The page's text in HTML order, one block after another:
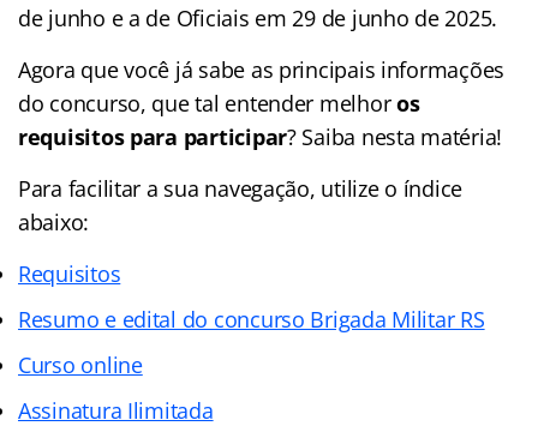
de junho e a de Oficiais em 29 de junho de 2025.
Agora que você já sabe as principais informações
do concurso, que tal entender melhoros
requisitos para participar? Saiba nesta matéria!
Para facilitar a sua navegação, utilize o índice
abaixo:
Requisitos
Resumo e edital do concurso Brigada Militar RS
Curso online
Assinatura Ilimitada